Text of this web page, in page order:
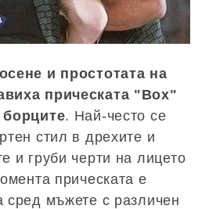
и простотата на
прическата "Box"
. Най-често се
стил в дрехите и
и груби черти на лицето
прическата е
сред мъжете с различен